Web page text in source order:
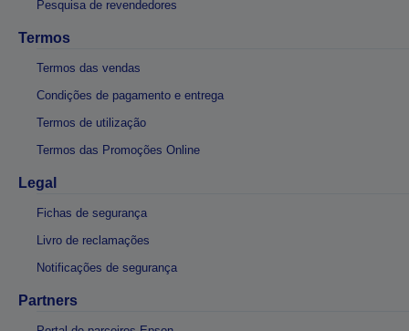
Pesquisa de revendedores
Termos
Termos das vendas
Condições de pagamento e entrega
Termos de utilização
Termos das Promoções Online
Legal
Fichas de segurança
Livro de reclamações
Notificações de segurança
Partners